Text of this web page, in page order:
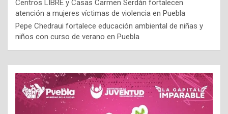
Centros LIBRE y Casas Carmen Serdán fortalecen
atención a mujeres víctimas de violencia en Puebla
Pepe Chedraui fortalece educación ambiental de niñas y
niños con curso de verano en Puebla